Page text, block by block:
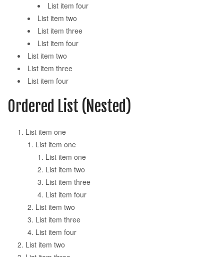
List item four
List item two
List item three
List item four
List item two
List item three
List item four
Ordered List (Nested)
List item one
List item one
List item one
List item two
List item three
List item four
List item two
List item three
List item four
List item two